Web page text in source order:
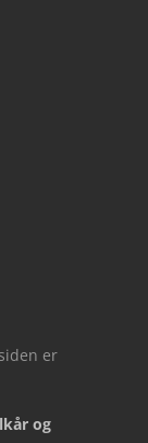
er
og